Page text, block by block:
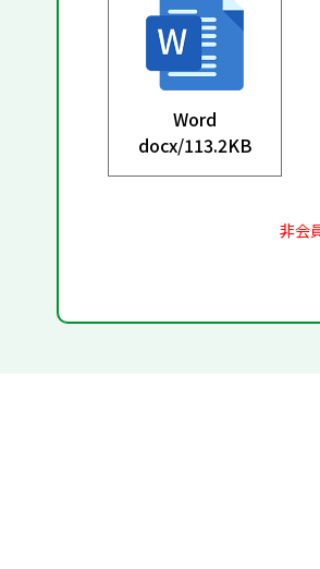
Word
docx/113.2KB
非会